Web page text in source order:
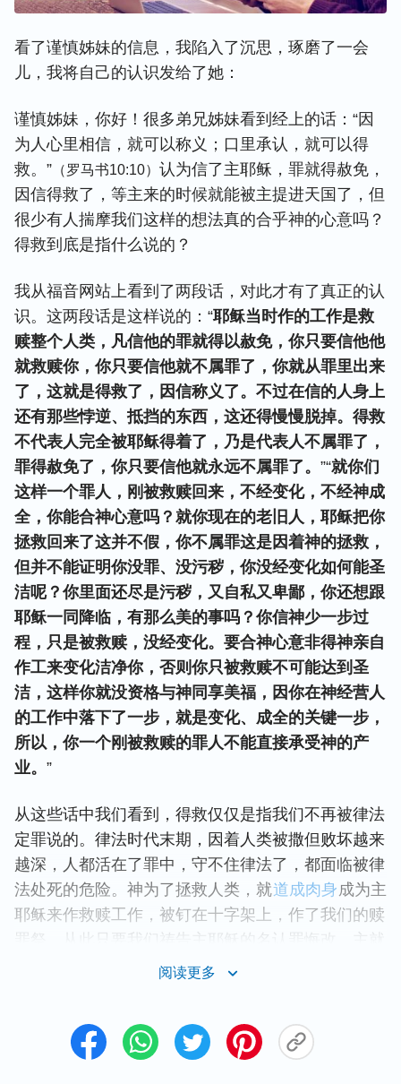
看了谨慎姊妹的信息，我陷入了沉思，琢磨了一会
儿，我将自己的认识发给了她：
谨慎姊妹，你好！很多弟兄姊妹看到经上的话：“因
为人心里相信，就可以称义；口里承认，就可以得
救。” （罗马书10:10） 认为信了主耶稣，罪就得赦免，
因信得救了，等主来的时候就能被主提进天国了，但
很少有人揣摩我们这样的想法真的合乎神的心意吗？
得救到底是指什么说的？
我从福音网站上看到了两段话，对此才有了真正的认
识。这两段话是这样说的：“耶稣当时作的工作是救
赎整个人类，凡信他的罪就得以赦免，你只要信他他
就救赎你，你只要信他就不属罪了，你就从罪里出来
了，这就是得救了，因信称义了。不过在信的人身上
还有那些悖逆、抵挡的东西，这还得慢慢脱掉。得救
不代表人完全被耶稣得着了，乃是代表人不属罪了，
罪得赦免了，你只要信他就永远不属罪了。 ”“就你们
这样一个罪人，刚被救赎回来，不经变化，不经神成
全，你能合神心意吗？就你现在的老旧人，耶稣把你
拯救回来了这并不假，你不属罪这是因着神的拯救，
但并不能证明你没罪、没污秽，你没经变化如何能圣
洁呢？你里面还尽是污秽，又自私又卑鄙，你还想跟
耶稣一同降临，有那么美的事吗？你信神少一步过
程，只是被救赎，没经变化。要合神心意非得神亲自
作工来变化洁净你，否则你只被救赎不可能达到圣
洁，这样你就没资格与神同享美福，因你在神经营人
的工作中落下了一步，就是变化、成全的关键一步，
所以，你一个刚被救赎的罪人不能直接承受神的产
业。 ”
从这些话中我们看到，得救仅仅是指我们不再被律法
定罪说的。律法时代末期，因着人类被撒但败坏越来
越深，人都活在了罪中，守不住律法了，都面临被律
法处死的危险。神为了拯救人类，就道成肉身成为主
耶稣来作救赎工作，被钉在十字架上，作了我们的赎
怜悯我们，不看我们是罪人了，罪就得着了赦免，不
性与撒但性情依然存在，我们还能常常说谎欺骗神、
欺骗人；随从世界邪恶潮流，注重吃喝玩乐；崇尚名
阅读更多